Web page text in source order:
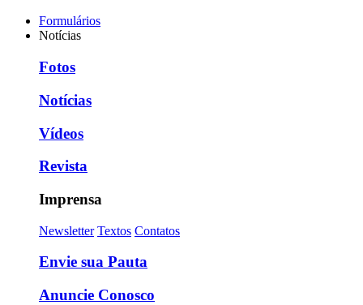
Formulários
Notícias
Fotos
Notícias
Vídeos
Revista
Imprensa
Newsletter Textos Contatos
Envie sua Pauta
Anuncie Conosco